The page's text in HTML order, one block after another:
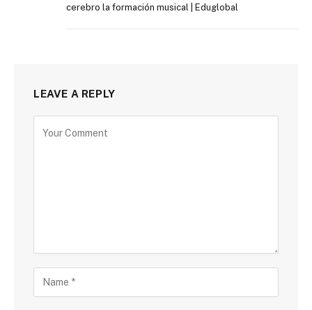
cerebro la formación musical | Eduglobal
LEAVE A REPLY